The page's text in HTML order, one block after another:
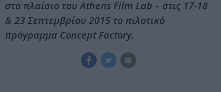
στο πλαίσιο του Athens Film Lab – στις 17-18
& 23 Σεπτεμβρίου 2015 το πιλοτικό
πρόγραμμα Concept Factory.